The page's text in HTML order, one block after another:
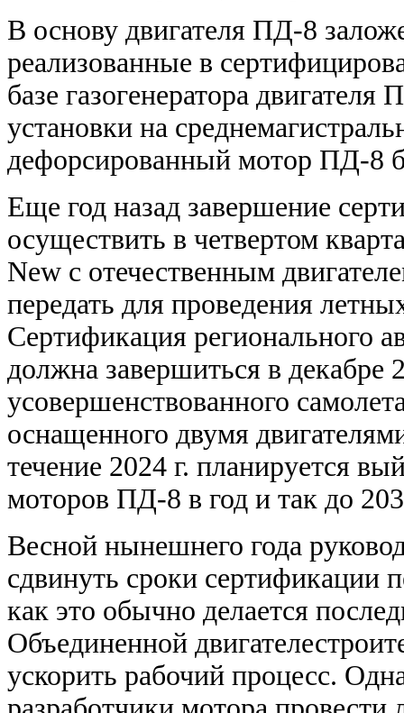
В основу двигателя ПД-8
реализованные в
базе газогенератора
установки на
дефорсированный мотор ПД-8
Еще год назад завершение
осуществить в четвертом
New с отечественным
передать для проведения
Сертификация регионального
должна завершиться в декабре
усовершенствованного
оснащенного двумя
течение 2024 г. планируется
моторов ПД-8 в год и так до
Весной нынешнего года
сдвинуть сроки сертификации
как это обычно делается
Объединенной
ускорить рабочий процесс.